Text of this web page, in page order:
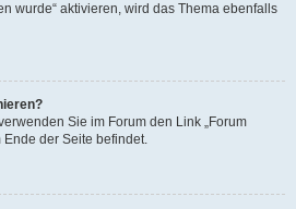
wurde“ aktivieren, wird das Thema ebenfalls
Sie im Forum den Link „Forum
Ende der Seite befindet.